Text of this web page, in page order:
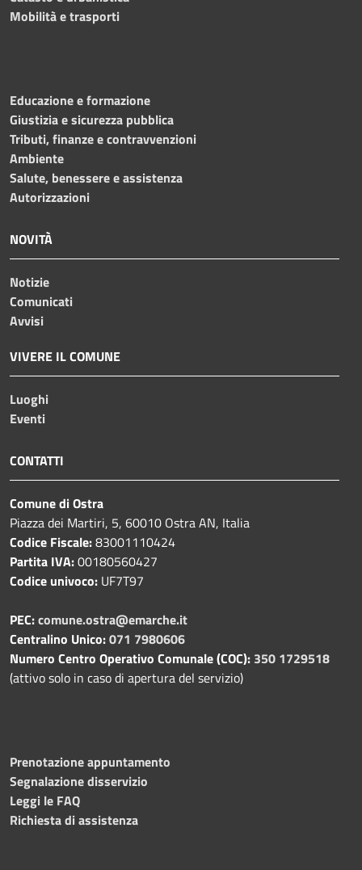
Mobilità e trasporti
Educazione e formazione
Giustizia e sicurezza pubblica
Tributi, finanze e contravvenzioni
Ambiente
Salute, benessere e assistenza
Autorizzazioni
NOVITÀ
Notizie
Comunicati
Avvisi
VIVERE IL COMUNE
Luoghi
Eventi
CONTATTI
Comune di Ostra
Piazza dei Martiri, 5, 60010 Ostra AN, Italia
Codice Fiscale:83001110424
Partita IVA:00180560427
Codice univoco: UF7T97
PEC:comune.ostra@emarche.it
Centralino Unico:071 7980606
Numero Centro Operativo Comunale (COC): 350 1729518
(attivo solo in caso di apertura del servizio)
Prenotazione appuntamento
Segnalazione disservizio
Leggi le FAQ
Richiesta di assistenza